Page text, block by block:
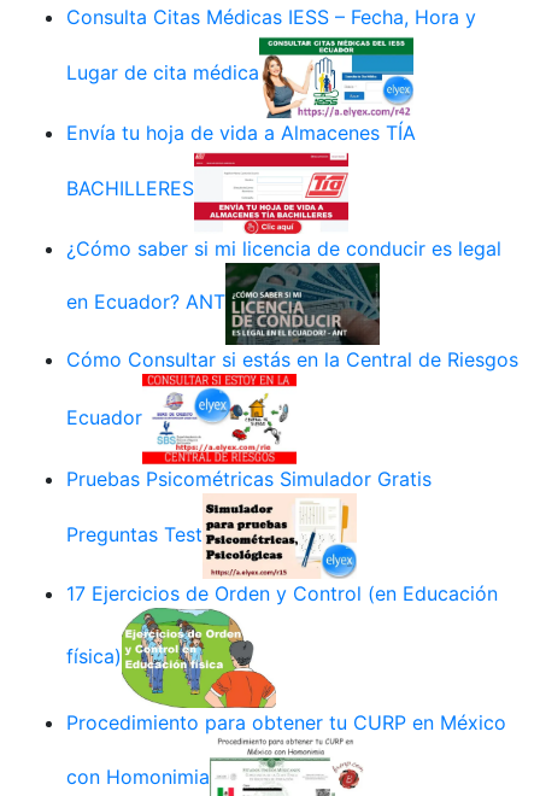
Consulta Citas Médicas IESS – Fecha, Hora y
Lugar de cita médica
Envía tu hoja de vida a Almacenes TÍA
BACHILLERES
¿Cómo saber si mi licencia de conducir es legal
en Ecuador? ANT
Cómo Consultar si estás en la Central de Riesgos
Ecuador
Pruebas Psicométricas Simulador Gratis
Preguntas Test
17 Ejercicios de Orden y Control (en Educación
física)
Procedimiento para obtener tu CURP en México
con Homonimia